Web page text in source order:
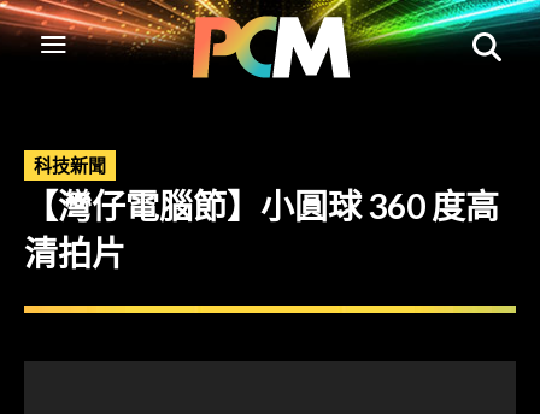
科技新聞
【灣仔電腦節】小圓球 360 度高
清拍片